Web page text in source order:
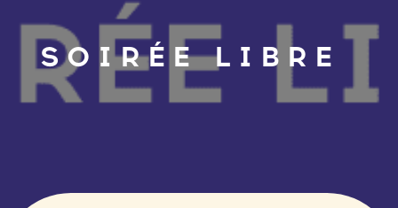
SOIRÉE LIBRE